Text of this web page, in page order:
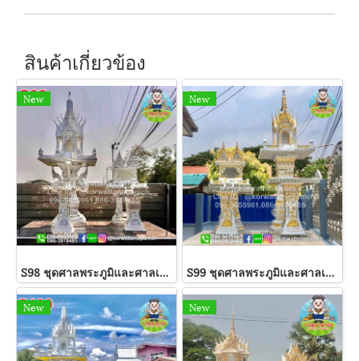
สินค้าเกี่ยวข้อง
New
S98 ชุดศาลพระภูมิและศาลเจ้าที่
New
S99 ชุดศาลพระภูมิและศาลเจ้าที่
New New